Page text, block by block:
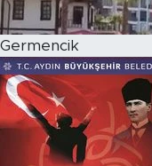
Germencik